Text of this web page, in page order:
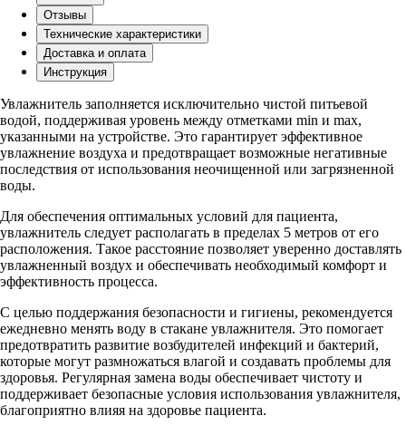
Отзывы
Технические характеристики
Доставка и оплата
Инструкция
Увлажнитель заполняется исключительно чистой питьевой
водой, поддерживая уровень между отметками min и max,
указанными на устройстве. Это гарантирует эффективное
увлажнение воздуха и предотвращает возможные негативные
последствия от использования неочищенной или загрязненной
воды.
Для обеспечения оптимальных условий для пациента,
увлажнитель следует располагать в пределах 5 метров от его
расположения. Такое расстояние позволяет уверенно доставлять
увлажненный воздух и обеспечивать необходимый комфорт и
эффективность процесса.
С целью поддержания безопасности и гигиены, рекомендуется
ежедневно менять воду в стакане увлажнителя. Это помогает
предотвратить развитие возбудителей инфекций и бактерий,
которые могут размножаться влагой и создавать проблемы для
здоровья. Регулярная замена воды обеспечивает чистоту и
поддерживает безопасные условия использования увлажнителя,
благоприятно влияя на здоровье пациента.